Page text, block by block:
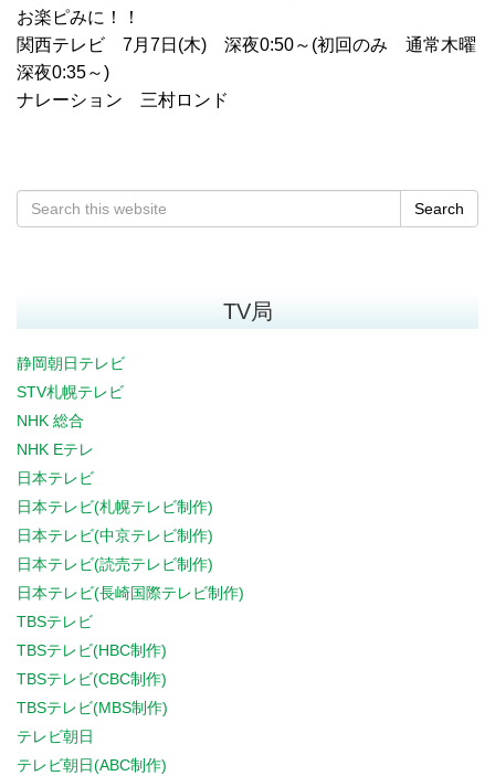
お楽ピみに！！
関西テレビ 7月7日(木) 深夜0:50～(初回のみ 通常木曜
深夜0:35～)
ナレーション 三村ロンド
Search
TV局
静岡朝日テレビ
STV札幌テレビ
NHK 総合
NHK Eテレ
日本テレビ
日本テレビ(札幌テレビ制作)
日本テレビ(中京テレビ制作)
日本テレビ(読売テレビ制作)
日本テレビ(長崎国際テレビ制作)
TBSテレビ
TBSテレビ(HBC制作)
TBSテレビ(CBC制作)
TBSテレビ(MBS制作)
テレビ朝日
テレビ朝日(ABC制作)